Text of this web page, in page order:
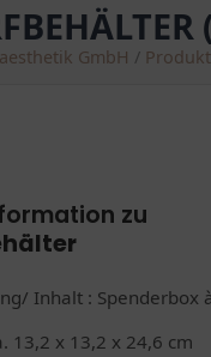
GmbH /
zu
Inhalt : Spenderbox
13,2 x 13,2 x 24,6 cm